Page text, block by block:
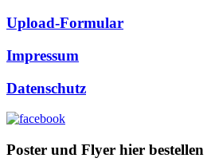
Upload-Formular
Impressum
Datenschutz
Poster und Flyer hier bestellen